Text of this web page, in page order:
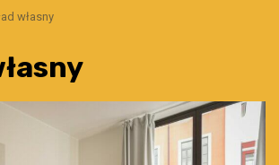
własny